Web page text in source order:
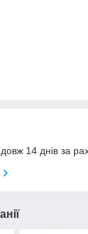
14 днів за